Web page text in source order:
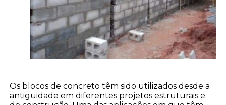
Os blocos de concreto têm sido utilizados desde a
antiguidade em diferentes projetos estruturais e